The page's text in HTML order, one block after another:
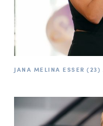
JANA MELINA ESSER